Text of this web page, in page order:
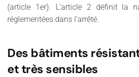
(article 1er). L’article 2 définit la
réglementées dans l’arrêté.
Des bâtiments
et très sensibles